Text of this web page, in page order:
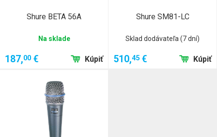
Shure BETA 56A
Na sklade
187,00 € Kúpiť
Shure SM81-LC
Sklad dodávateľa (7 dní)
510,45 € Kúpiť